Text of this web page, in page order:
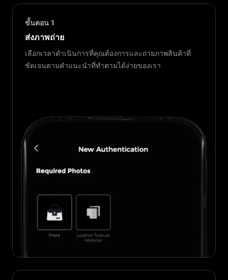
ขั้นตอน 1
ส่งภาพถ่าย
เลือกเวลาดำเนินการที่คุณต้องการและถ่ายภาพสินค้าที่
ชัดเจนตามคำแนะนำที่ทำตามได้ง่ายของเรา